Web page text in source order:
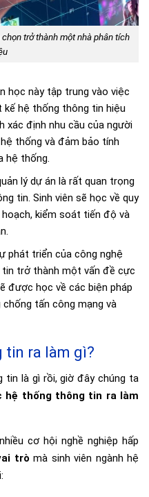
trở thành một nhà phân tích
học này tập trung vào việc
kế hệ thống thông tin hiệu
xác định nhu cầu của người
thống và đảm bảo tính
hệ thống.
lý dự án là rất quan trọng
tin. Sinh viên sẽ học về quy
hoạch, kiểm soát tiến độ và
phát triển của công nghệ
trở thành một vấn đề cực
được học về các biện pháp
tấn công mạng và
tin ra làm gì?
tin là gì rồi, giờ đây chúng ta
hệ thống thông tin ra làm
cơ hội nghề nghiệp hấp
trò mà sinh viên ngành hệ